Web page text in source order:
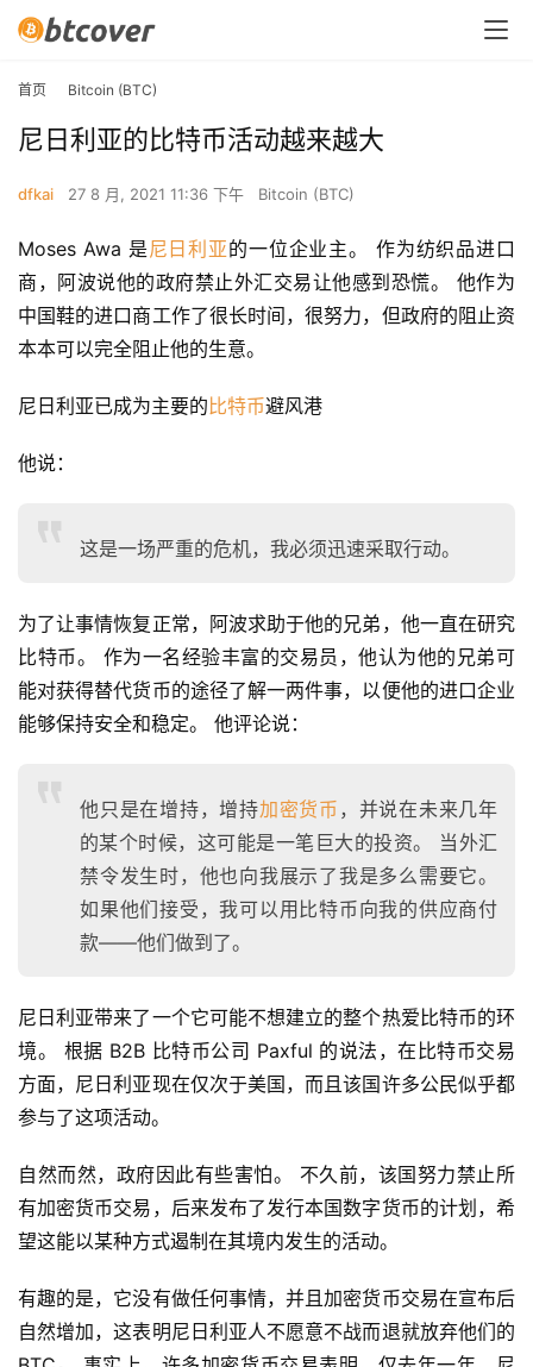
首页 Bitcoin (BTC)
尼日利亚的比特币活动越来越大
dfkai 27 8 月, 2021 11:36 下午 Bitcoin (BTC)
Moses Awa 是尼日利亚的一位企业主。 作为纺织品进口
商，阿波说他的政府禁止外汇交易让他感到恐慌。 他作为
中国鞋的进口商工作了很长时间，很努力，但政府的阻止资
本本可以完全阻止他的生意。
尼日利亚已成为主要的 比特币避风港
他说：
这是一场严重的危机，我必须迅速采取行动。
为了让事情恢复正常，阿波求助于他的兄弟，他一直在研究
比特币。 作为一名经验丰富的交易员，他认为他的兄弟可
能对获得替代货币的途径了解一两件事，以便他的进口企业
能够保持安全和稳定。 他评论说：
他只是在增持，增持加密货币 ，并说在未来几年
的某个时候，这可能是一笔巨大的投资。 当外汇
禁令发生时，他也向我展示了我是多么需要它。
如果他们接受，我可以用比特币向我的供应商付
款——他们做到了。
尼日利亚带来了一个它可能不想建立的整个热爱比特币的环
境。 根据 B2B 比特币公司 Paxful 的说法，在比特币交易
方面，尼日利亚现在仅次于美国，而且该国许多公民似乎都
参与了这项活动。
自然而然，政府因此有些害怕。 不久前，该国努力禁止所
有加密货币交易，后来发布了发行本国数字货币的计划，希
望这能以某种方式遏制在其境内发生的活动。
有趣的是，它没有做任何事情，并且加密货币交易在宣布后
自然增加，这表明尼日利亚人不愿意不战而退就放弃他们的